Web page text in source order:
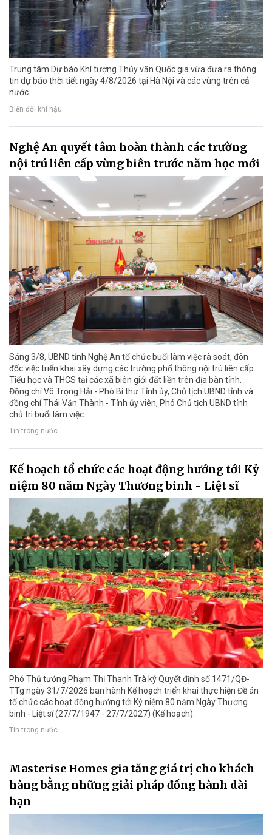
Trung tâm Dự báo Khí tượng Thủy văn Quốc gia vừa đưa ra thông
tin dự báo thời tiết ngày 4/8/2026 tại Hà Nội và các vùng trên cả
nước.
Biến đổi khí hậu
Nghệ An quyết tâm hoàn thành các trường
nội trú liên cấp vùng biên trước năm học mới
Sáng 3/8, UBND tỉnh Nghệ An tổ chức buổi làm việc rà soát, đôn
đốc việc triển khai xây dựng các trường phổ thông nội trú liên cấp
Tiểu học và THCS tại các xã biên giới đất liền trên địa bàn tỉnh.
Đồng chí Võ Trọng Hải - Phó Bí thư Tỉnh ủy, Chủ tịch UBND tỉnh và
đồng chí Thái Văn Thành - Tỉnh ủy viên, Phó Chủ tịch UBND tỉnh
chủ trì buổi làm việc.
Tin trong nước
Kế hoạch tổ chức các hoạt động hướng tới Kỷ
niệm 80 năm Ngày Thương binh - Liệt sĩ
Phó Thủ tướng Phạm Thị Thanh Trà ký Quyết định số 1471/QĐ-
TTg ngày 31/7/2026 ban hành Kế hoạch triển khai thực hiện Đề án
tổ chức các hoạt động hướng tới Kỷ niệm 80 năm Ngày Thương
binh - Liệt sĩ (27/7/1947 - 27/7/2027) (Kế hoạch).
Tin trong nước
Masterise Homes gia tăng giá trị cho khách
hàng bằng những giải pháp đồng hành dài
hạn